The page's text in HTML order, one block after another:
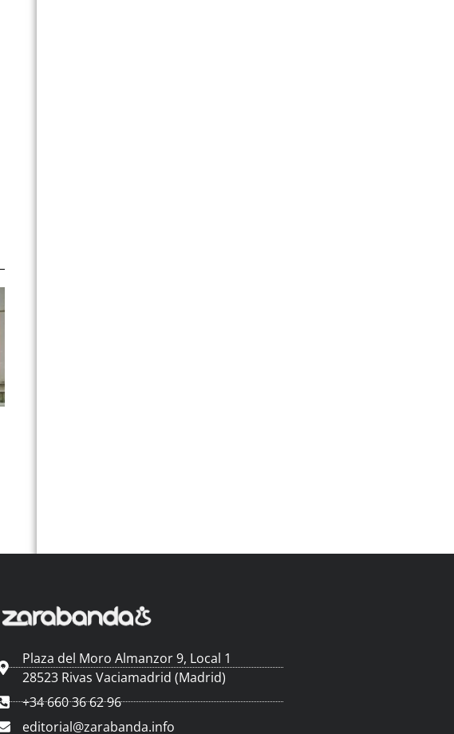
Plaza del Moro Almanzor 9, Local 1
28523 Rivas Vaciamadrid (Madrid)
+34 660 36 62 96
editorial@zarabanda.info